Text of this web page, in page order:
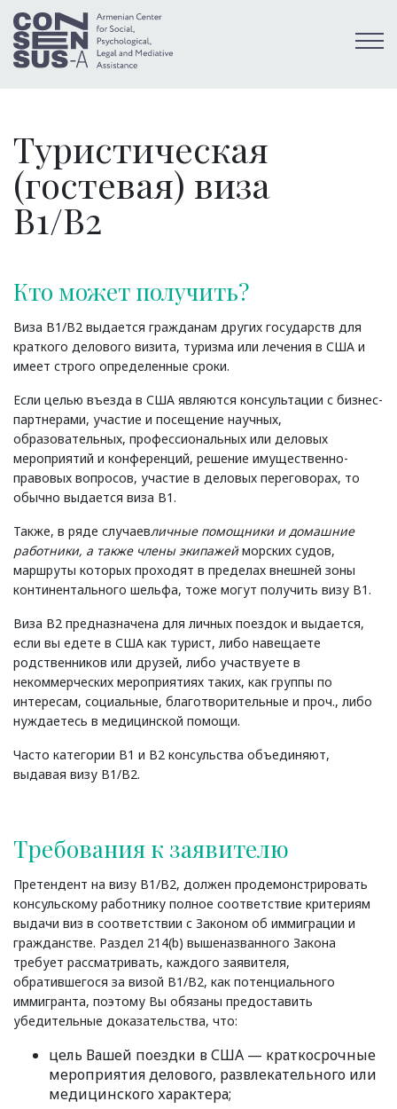
Туристическая
(гостевая) виза
B1/B2
Кто может получить?
Виза B1/B2 выдается гражданам других государств для
краткого делового визита, туризма или лечения в США и
имеет строго определенные сроки.
Если целью въезда в США являются консультации с бизнес-
партнерами, участие и посещение научных,
образовательных, профессиональных или деловых
мероприятий и конференций, решение имущественно-
правовых вопросов, участие в деловых переговорах, то
обычно выдается виза В1.
Также, в ряде случаевличные помощники и домашние
работники, а также члены экипажейморских судов,
маршруты которых проходят в пределах внешней зоны
континентального шельфа, тоже могут получить визу B1.
Виза B2 предназначена для личных поездок и выдается,
если вы едете в США как турист, либо навещаете
родственников или друзей, либо участвуете в
некоммерческих мероприятиях таких, как группы по
интересам, социальные, благотворительные и проч., либо
нуждаетесь в медицинской помощи.
Часто категории B1 и B2 консульства объединяют,
выдавая визу B1/B2.
Требования к заявителю
Претендент на визу B1/B2, должен продемонстрировать
консульскому работнику полное соответствие критериям
выдачи виз в соответствии с Законом об иммиграции и
гражданстве. Раздел 214(b) вышеназванного Закона
требует рассматривать, каждого заявителя,
обратившегося за визой B1/B2, как потенциального
иммигранта, поэтому Вы обязаны предоставить
убедительные доказательства, что:
цель Вашей поездки в США — краткосрочные
мероприятия делового, развлекательного или
медицинского характера;